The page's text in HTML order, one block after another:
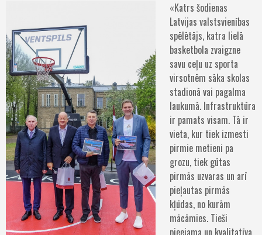
«Katrs šodienas
Latvijas valstsvienības
spēlētājs, katra lielā
basketbola zvaigzne
savu ceļu uz sporta
virsotnēm sāka skolas
stadionā vai pagalma
laukumā. Infrastruktūra
ir pamats visam. Tā ir
vieta, kur tiek izmesti
pirmie metieni pa
grozu, tiek gūtas
pirmās uzvaras un arī
pieļautas pirmās
kļūdas, no kurām
mācāmies. Tieši